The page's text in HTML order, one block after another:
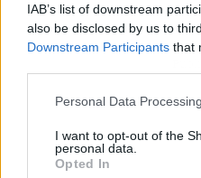
IAB’s list of downstream
also be disclosed by us to
Downstream Participants that
Personal Data
I want to opt-out of the
personal data.
Opted In